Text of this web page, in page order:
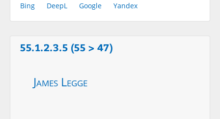
Bing DeepL Google Yandex
55.1.2.3.5 (55 > 47)
James Legge